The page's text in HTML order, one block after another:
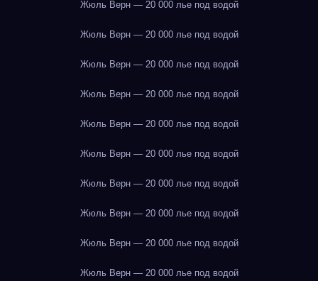
Жюль Верн — 20 000 лье под водой
Жюль Верн — 20 000 лье под водой
Жюль Верн — 20 000 лье под водой
Жюль Верн — 20 000 лье под водой
Жюль Верн — 20 000 лье под водой
Жюль Верн — 20 000 лье под водой
Жюль Верн — 20 000 лье под водой
Жюль Верн — 20 000 лье под водой
Жюль Верн — 20 000 лье под водой
Жюль Верн — 20 000 лье под водой